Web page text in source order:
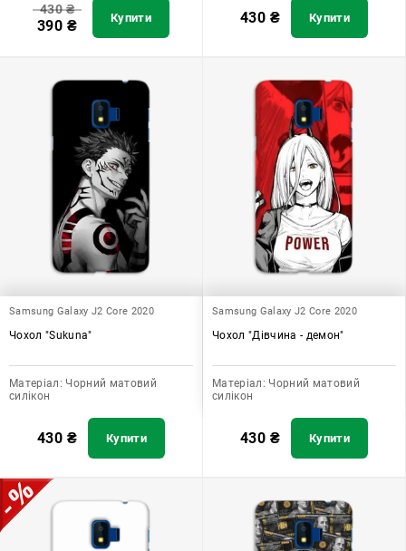
430₴
390 ₴ Купити 430 ₴ Купити
Samsung Galaxy J2 Core 2020
Чохол "Sukuna"
Матеріал: Чорний матовий
силікон
430 ₴ Купити
Samsung Galaxy J2 Core 2020
Чохол "Дівчина - демон"
Матеріал: Чорний матовий
силікон
430 ₴ Купити